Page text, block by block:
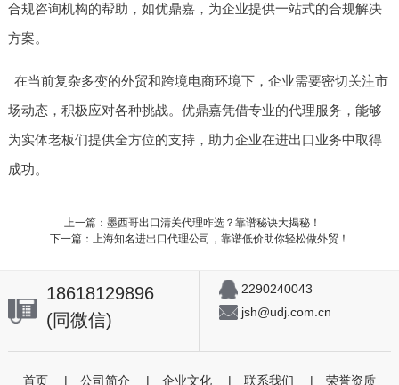
合规咨询机构的帮助，如优鼎嘉，为企业提供一站式的合规解决
方案。
在当前复杂多变的外贸和跨境电商环境下，企业需要密切关注市
场动态，积极应对各种挑战。优鼎嘉凭借专业的代理服务，能够
为实体老板们提供全方位的支持，助力企业在进出口业务中取得
成功。
上一篇：墨西哥出口清关代理咋选？靠谱秘诀大揭秘！
下一篇：上海知名进出口代理公司，靠谱低价助你轻松做外贸！
18618129896
(同微信)
2290240043
jsh@udj.com.cn
首页 | 公司简介 | 企业文化 | 联系我们 | 荣誉资质